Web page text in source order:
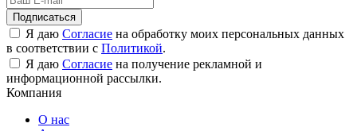
Подписаться
Я даю Согласие на обработку моих персональных данных
в соответствии с Политикой.
Я даю Согласие на получение рекламной и
информационной рассылки.
Компания
О нас